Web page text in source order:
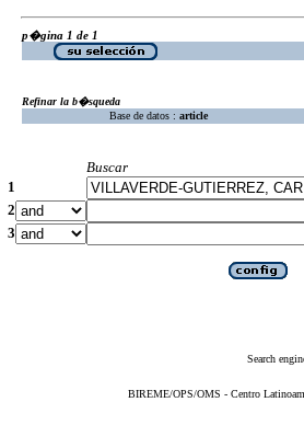
p�gina 1 de 1
Refinar la b�squeda
Base de datos : article
Buscar
1
2
3
Search
BIREME/OPS/OMS - Centro